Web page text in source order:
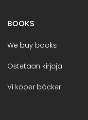
BOOKS
We buy books
Ostetaan kirjoja
Vi köper böcker